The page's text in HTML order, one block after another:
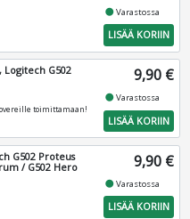
fiber_manual_recordVarastossa
LISÄÄ KORIIN
Logitech G502
toimittamaan!
9,90 €
fiber_manual_recordVarastossa
LISÄÄ KORIIN
G502 Proteus
/ G502 Hero
9,90 €
fiber_manual_recordVarastossa
LISÄÄ KORIIN